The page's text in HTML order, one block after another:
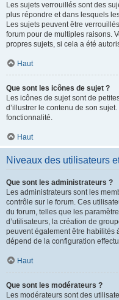
Les sujets verrouillés sont des
plus répondre et dans lesquels
Les sujets peuvent être
forum pour de multiples raisons.
propres sujets, si cela a été
Haut
Que sont les icônes de sujet ?
Les icônes de sujet sont de
d’illustrer le contenu de son
fonctionnalité.
Haut
Niveaux des utilisateurs
Que sont les administrateurs ?
Les administrateurs sont les
contrôle sur le forum. Ces
du forum, telles que les
d’utilisateurs, la création de
peuvent également être habilités
dépend de la configuration
Haut
Que sont les modérateurs ?
Les modérateurs sont des